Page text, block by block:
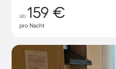
ab 159 €
pro Nacht